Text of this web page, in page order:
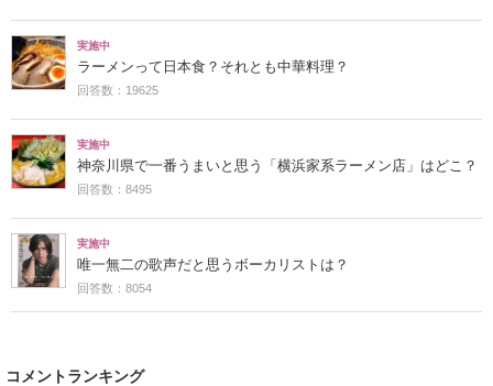
実施中
ラーメンって日本食？それとも中華料理？
回答数：19625
実施中
神奈川県で一番うまいと思う「横浜家系ラーメン店」はどこ？
回答数：8495
実施中
唯一無二の歌声だと思うボーカリストは？
回答数：8054
コメントランキング